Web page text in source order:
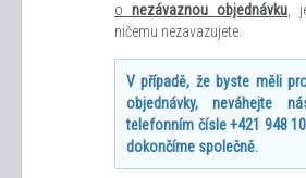
o nezávaznou objednávku ,
ničemu nezavazujete.
V případě, že byste měli
objednávky, neváhejte
telefonním čísle +421 948
dokončíme společně.